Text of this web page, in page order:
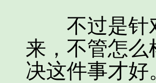
不过是针对
来，不管怎
决这件事才好